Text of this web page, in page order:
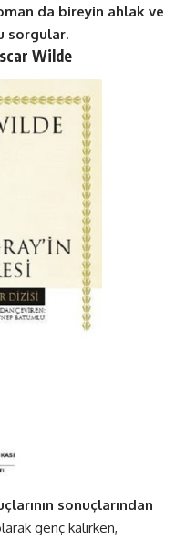
da bireyin ahlak ve
sorgular​​.
Wilde
sonuçlarından
genç kalırken,